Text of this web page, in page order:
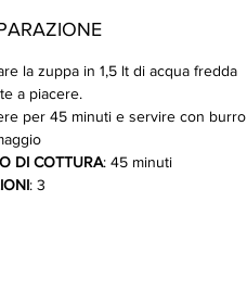
la zuppa in 1,5 lt di acqua fredda
a piacere.
per 45 minuti e servire con burro
DI COTTURA: 45 minuti
: 3